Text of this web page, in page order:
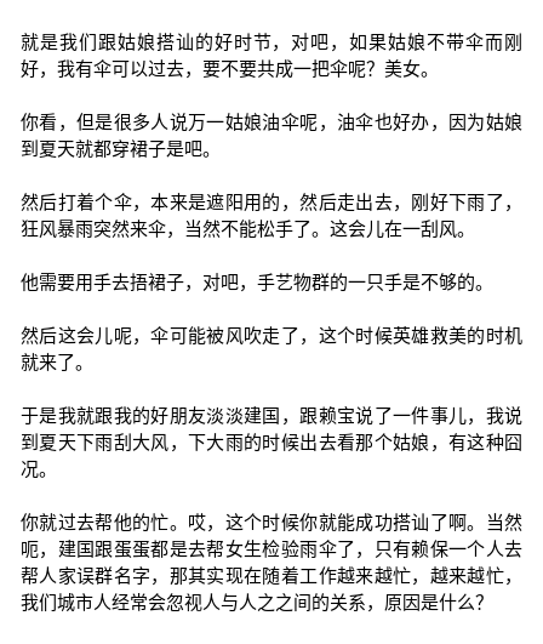
就是我们跟姑娘搭讪的好时节，对吧，如果姑娘不带伞而刚
好，我有伞可以过去，要不要共成一把伞呢？美女。
你看，但是很多人说万一姑娘油伞呢，油伞也好办，因为姑娘
到夏天就都穿裙子是吧。
然后打着个伞，本来是遮阳用的，然后走出去，刚好下雨了，
狂风暴雨突然来伞，当然不能松手了。这会儿在一刮风。
他需要用手去捂裙子，对吧，手艺物群的一只手是不够的。
然后这会儿呢，伞可能被风吹走了，这个时候英雄救美的时机
就来了。
于是我就跟我的好朋友淡淡建国，跟赖宝说了一件事儿，我说
到夏天下雨刮大风，下大雨的时候出去看那个姑娘，有这种囧
况。
你就过去帮他的忙。哎，这个时候你就能成功搭讪了啊。当然
呃，建国跟蛋蛋都是去帮女生检验雨伞了，只有赖保一个人去
帮人家误群名字，那其实现在随着工作越来越忙，越来越忙，
我们城市人经常会忽视人与人之之间的关系，原因是什么？